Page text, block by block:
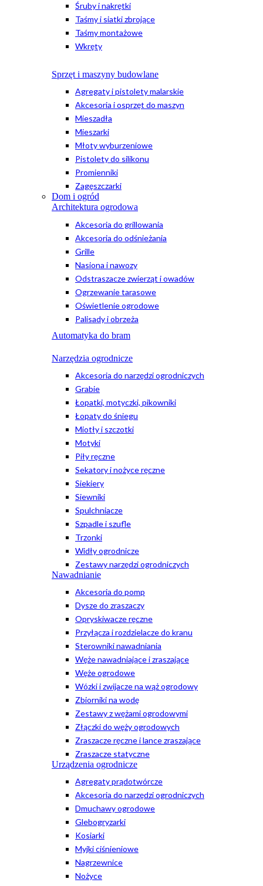
Śruby i nakrętki
Taśmy i siatki zbrojące
Taśmy montażowe
Wkręty
Sprzęt i maszyny budowlane
Agregaty i pistolety malarskie
Akcesoria i osprzęt do maszyn
Mieszadła
Mieszarki
Młoty wyburzeniowe
Pistolety do silikonu
Promienniki
Zagęszczarki
Dom i ogród
Architektura ogrodowa
Akcesoria do grillowania
Akcesoria do odśnieżania
Grille
Nasiona i nawozy
Odstraszacze zwierząt i owadów
Ogrzewanie tarasowe
Oświetlenie ogrodowe
Palisady i obrzeża
Automatyka do bram
Narzędzia ogrodnicze
Akcesoria do narzędzi ogrodniczych
Grabie
Łopatki, motyczki, pikowniki
Łopaty do śniegu
Miotły i szczotki
Motyki
Piły ręczne
Sekatory i nożyce ręczne
Siekiery
Siewniki
Spulchniacze
Szpadle i szufle
Trzonki
Widły ogrodnicze
Zestawy narzędzi ogrodniczych
Nawadnianie
Akcesoria do pomp
Dysze do zraszaczy
Opryskiwacze ręczne
Przyłącza i rozdzielacze do kranu
Sterowniki nawadniania
Węże nawadniające i zraszające
Węże ogrodowe
Wózki i zwijacze na wąż ogrodowy
Zbiorniki na wodę
Zestawy z wężami ogrodowymi
Złączki do węży ogrodowych
Zraszacze ręczne i lance zraszające
Zraszacze statyczne
Urządzenia ogrodnicze
Agregaty prądotwórcze
Akcesoria do narzędzi ogrodniczych
Dmuchawy ogrodowe
Glebogryzarki
Kosiarki
Myjki ciśnieniowe
Nagrzewnice
Nożyce